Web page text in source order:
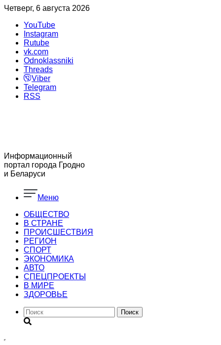
Четверг, 6 августа 2026
YouTube
Instagram
Rutube
vk.com
Odnoklassniki
Threads
Viber
Telegram
RSS
Информационный
портал города Гродно
и Беларуси
Меню
ОБЩЕСТВО
В СТРАНЕ
ПРОИСШЕСТВИЯ
РЕГИОН
CПОРТ
ЭКОНОМИКА
АВТО
СПЕЦПРОЕКТЫ
В МИРЕ
ЗДОРОВЬЕ
Поиск